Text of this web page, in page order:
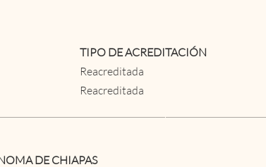
TIPO DE ACREDITACIÓN
Reacreditada
Reacreditada
DE CHIAPAS